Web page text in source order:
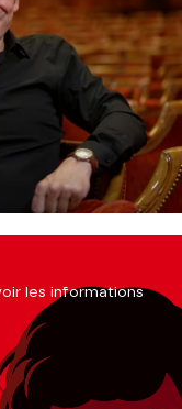
les informations